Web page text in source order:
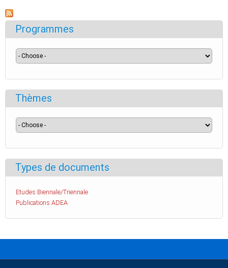
Programmes
Thèmes
Types de documents
Etudes Biennale/Triennale
Publications ADEA